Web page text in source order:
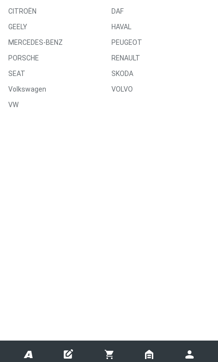
CITROËN
DAF
GEELY
HAVAL
MERCEDES-BENZ
PEUGEOT
PORSCHE
RENAULT
SEAT
SKODA
Volkswagen
VOLVO
VW